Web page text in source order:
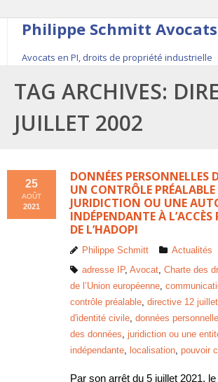
Philippe Schmitt Avocats
Avocats en PI, droits de propriété industrielle
45, rue Saint-Anne, 75001 Paris, +33
54
Contact
Le fondateur
Publications
Actualité
TAG ARCHIVES:
JUILLET 2002
DONNÉES PERSONNELLES
UN CONTRÔLE
JURIDICTION OU UNE
INDÉPENDANTE À L’ACCÈS
DE L’HADOPI
25
AOÛT
2021
Philippe Schmitt
Actualités
adresse IP, Avocat, Charte des
de l’Union européenne,
contrôle préalable, directive 12
d'identité civile, données
des données, juridiction ou une
indépendante, localisation, pouvoir
Par son arrêt du 5 juillet 2021, le